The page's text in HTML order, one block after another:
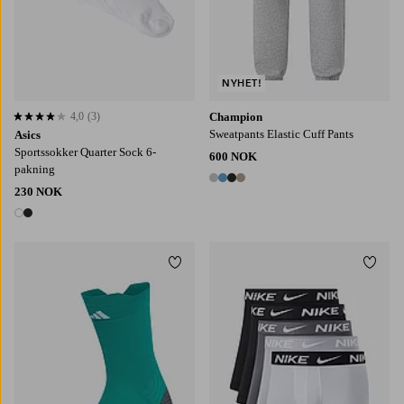
Asics
Sportssokker Quarter Sock 6-
pakning
230 NOK
2 farger
4,0 basert på 3 karaktergivninger
4,0 (3)
Champion
Sweatpants Elastic Cuff Pants
600 NOK
4 farger
NYHET!
Legg til favoritter
43-45 2XL